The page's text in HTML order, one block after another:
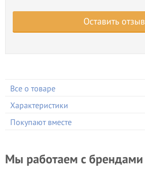
Оставить отзыв
Все о товаре
Характеристики
Покупают вместе
Мы работаем с брендами